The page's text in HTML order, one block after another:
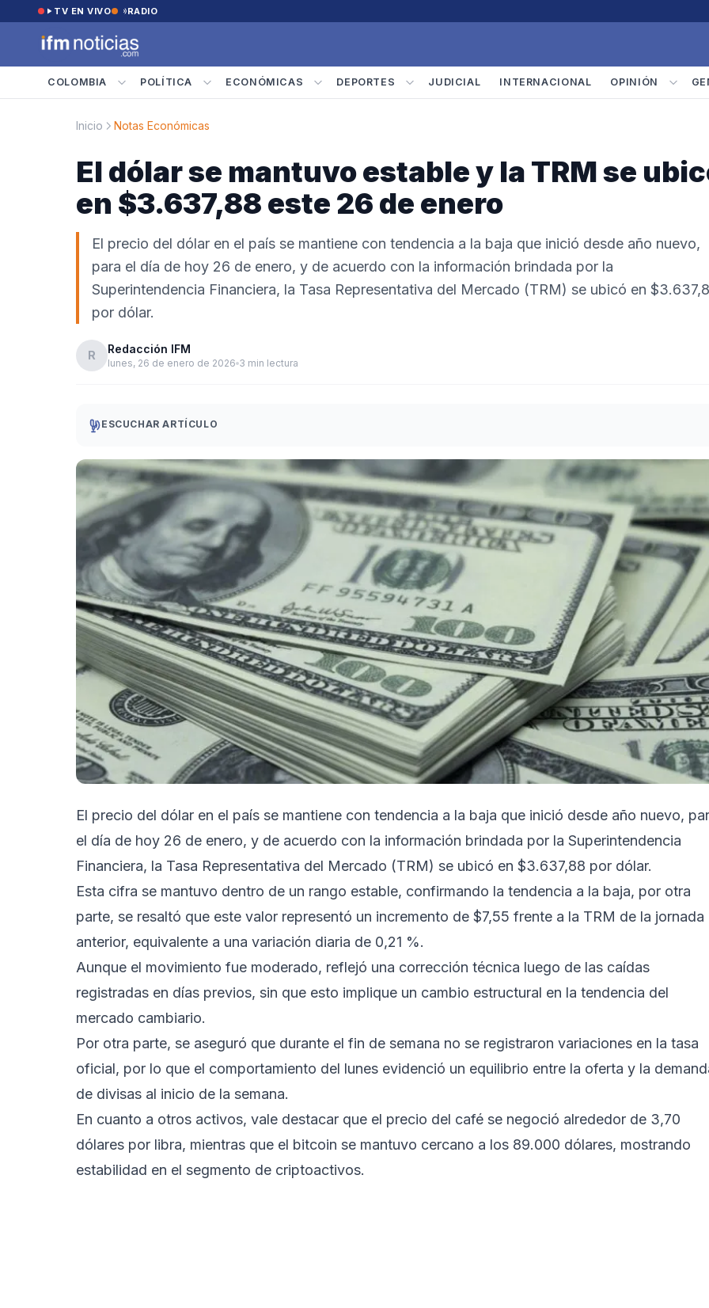
Saltar al contenido
TV EN VIVO RADIO
COLOMBIA POLÍTICA ECONÓMICAS DEPORTES JUDICIAL INTERNACIONAL OPINIÓN
Inicio Notas Económicas
El dólar se mantuvo estable y la TRM se
en $3.637,88 este 26 de enero
El precio del dólar en el país se mantiene con tendencia a la baja que inició desde año nuevo,
para el día de hoy 26 de enero, y de acuerdo con la información brindada por la
Superintendencia Financiera, la Tasa Representativa del Mercado (TRM) se ubicó en
por dólar.
R Redacción IFM
lunes, 26 de enero de 2026 3 min lectura
ESCUCHAR ARTÍCULO
El precio del dólar en el país se mantiene con tendencia a la baja que inició desde año nuevo,
el día de hoy 26 de enero, y de acuerdo con la información brindada por la Superintendencia
Financiera, la Tasa Representativa del Mercado (TRM) se ubicó en $3.637,88 por dólar.
Esta cifra se mantuvo dentro de un rango estable, confirmando la tendencia a la baja, por otra
parte, se resaltó que este valor representó un incremento de $7,55 frente a la TRM de la jornada
anterior, equivalente a una variación diaria de 0,21 %.
Aunque el movimiento fue moderado, reflejó una corrección técnica luego de las caídas
registradas en días previos, sin que esto implique un cambio estructural en la tendencia del
mercado cambiario.
Por otra parte, se aseguró que durante el fin de semana no se registraron variaciones en la tasa
oficial, por lo que el comportamiento del lunes evidenció un equilibrio entre la oferta y la
de divisas al inicio de la semana.
En cuanto a otros activos, vale destacar que el precio del café se negoció alrededor de 3,70
dólares por libra, mientras que el bitcoin se mantuvo cercano a los 89.000 dólares, mostrando
estabilidad en el segmento de criptoactivos.